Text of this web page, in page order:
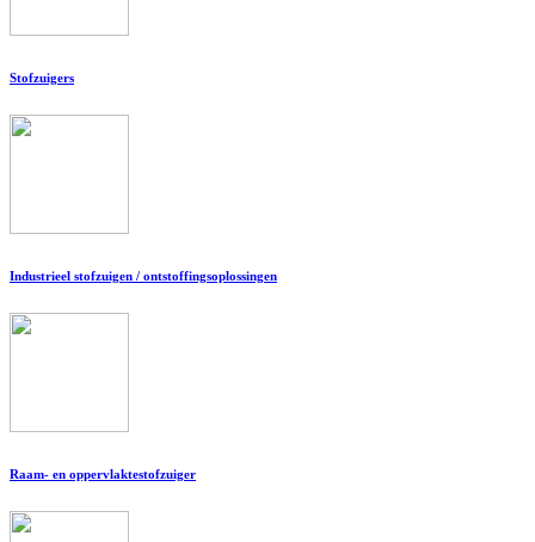
Stofzuigers
Industrieel stofzuigen / ontstoffingsoplossingen
Raam- en oppervlaktestofzuiger